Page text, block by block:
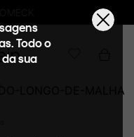
nas compras acima de
Todo o
sua